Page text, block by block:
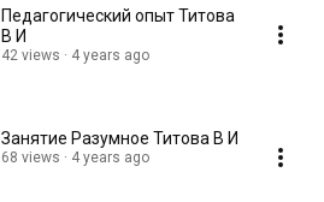
Педагогический опыт Титова
В И
42 views 4 years ago
Занятие Разумное Титова В И
68 views 4 years ago